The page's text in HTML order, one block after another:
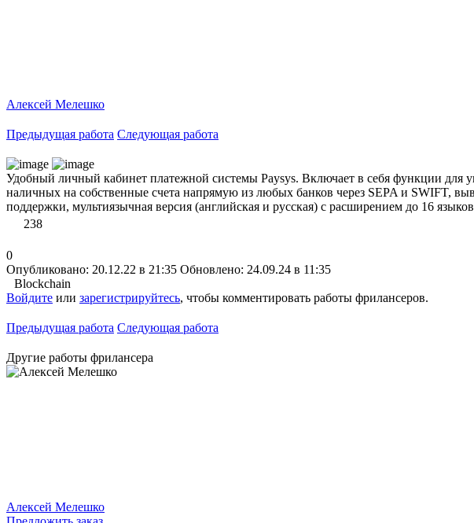
Алексей Мелешко
Предыдущая работа Следующая работа
Удобный личный кабинет платежной системы Paysys. Включает в себя функции
наличных на собственные счета напрямую из любых банков через SEPA и SWIFT,
поддержки, мультиязычная версия (английская и русская) с расширением до 16
238
0
Опубликовано: 20.12.22 в 21:35 Обновлено: 24.09.24 в 11:35
Blockchain
Войдите или зарегистрируйтесь, чтобы комментировать работы фрилансеров.
Предыдущая работа Следующая работа
Другие работы фрилансера
Алексей Мелешко